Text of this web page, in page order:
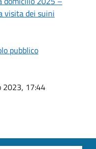
visita dei suini
pubblico
2023, 17:44